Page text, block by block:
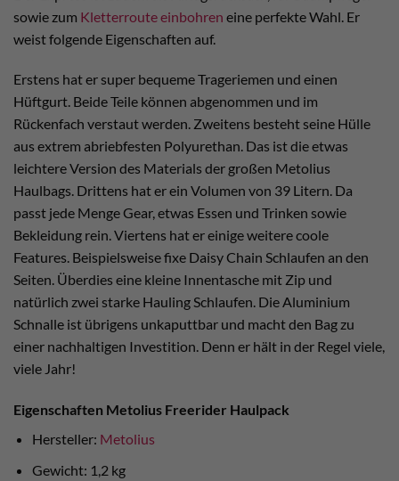
sowie zum Kletterroute einbohren eine perfekte Wahl. Er
weist folgende Eigenschaften auf.
Erstens hat er super bequeme Trageriemen und einen
Hüftgurt. Beide Teile können abgenommen und im
Rückenfach verstaut werden. Zweitens besteht seine Hülle
aus extrem abriebfesten Polyurethan. Das ist die etwas
leichtere Version des Materials der großen Metolius
Haulbags. Drittens hat er ein Volumen von 39 Litern. Da
passt jede Menge Gear, etwas Essen und Trinken sowie
Bekleidung rein. Viertens hat er einige weitere coole
Features. Beispielsweise fixe Daisy Chain Schlaufen an den
Seiten. Überdies eine kleine Innentasche mit Zip und
natürlich zwei starke Hauling Schlaufen. Die Aluminium
Schnalle ist übrigens unkaputtbar und macht den Bag zu
einer nachhaltigen Investition. Denn er hält in der Regel viele,
viele Jahr!
Eigenschaften Metolius Freerider Haulpack
Hersteller: Metolius
Gewicht: 1,2 kg